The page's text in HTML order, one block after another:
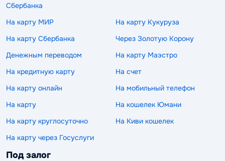
Сбербанка
На карту МИР
На карту Кукуруза
На карту Сбербанка
Через Золотую Корону
Денежным переводом
На карту Маэстро
На кредитную карту
На счет
На карту онлайн
На мобильный телефон
На карту
На кошелек Юмани
На карту круглосуточно
На Киви кошелек
На карту через Госуслуги
Под залог